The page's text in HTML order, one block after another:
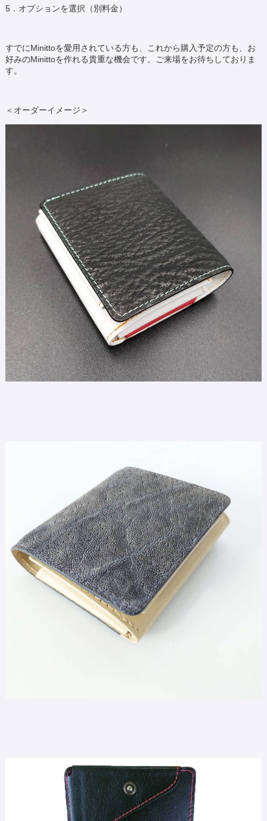
5．オプションを選択（別料金）
すでにMinittoを愛用されている方も、これから購入予定の方も、お
好みのMinittoを作れる貴重な機会です。ご来場をお待ちしておりま
す。
＜オーダーイメージ＞